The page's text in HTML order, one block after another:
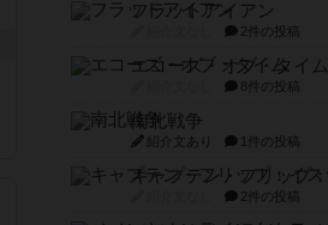
フラットアイアン
2件の投稿
エコーズ・オブ・タイム
8件の投稿
南北戦争
紹介文あり 1件の投稿
2件の投稿